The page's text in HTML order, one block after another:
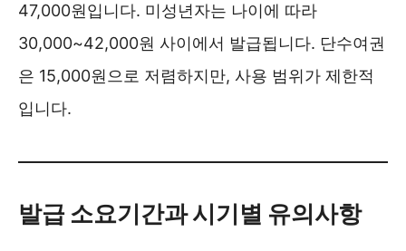
47,000원입니다. 미성년자는 나이에 따라
30,000~42,000원 사이에서 발급됩니다. 단수여권
은 15,000원으로 저렴하지만, 사용 범위가 제한적
입니다.
발급 소요기간과 시기별 유의사항